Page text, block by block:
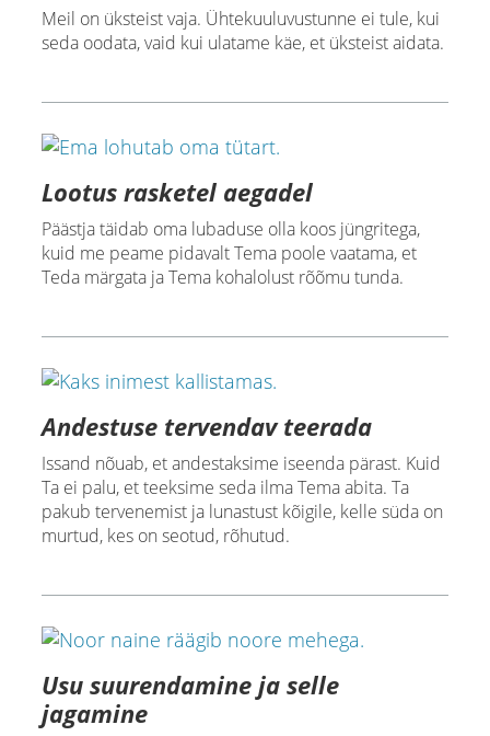
Meil on üksteist vaja. Ühtekuuluvustunne ei tule, kui
seda oodata, vaid kui ulatame käe, et üksteist aidata.
Lootus rasketel aegadel
Päästja täidab oma lubaduse olla koos jüngritega,
kuid me peame pidavalt Tema poole vaatama, et
Teda märgata ja Tema kohalolust rõõmu tunda.
Andestuse tervendav teerada
Issand nõuab, et andestaksime iseenda pärast. Kuid
Ta ei palu, et teeksime seda ilma Tema abita. Ta
pakub tervenemist ja lunastust kõigile, kelle süda on
murtud, kes on seotud, rõhutud.
Usu suurendamine ja selle
jagamine